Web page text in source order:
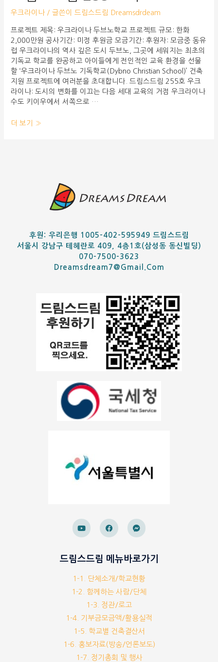
우크라이나 / 글쓴이드림스드림 Dreamsdrdeam
프로젝트 제목: 우크라이나 두브노학교 프로젝트 규모: 한화
2,000만원 공사기간: 미정 후원금 모금기간: 후원자: 모금중 동유
럽 우크라이나의 역사 깊은 도시 두브노, 그곳에 세워지는 최초의
기독교 학교를 완공하고 아이들에게 전인적인 교육 환경을 선물
할 ‘우크라이나 두브노 기독학교(Dybno Christian School)’ 건축
지원 프로젝트에 여러분을 초대합니다. 드림스드림 255호 우크
라이나: 도시의 변화를 이끄는 다음 세대 교육의 거점 우크라이나
수도 키이우에서 서쪽으로 …
더 보기 »
후원: 우리은행 1005-402-595949 드림스드림
서울시 강남구 테헤란로 409, 4층1호(삼성동 동신빌딩)
070-7500-3623
Dreamsdream7@gmail.com
드림스드림 메뉴바로가기
1-1. 단체소개/학교현황
1-2. 함께하는 사람/단체
1-3. 정관/로고
1-4. 기부금모금액/활용실적
1-5. 학교별 건축결산서
1-6. 홍보자료(방송/언론보도)
1-7. 정기총회 및 행사